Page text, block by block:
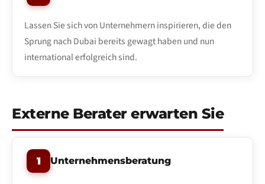
Lassen Sie sich von Unternehmern inspirieren, die den
Sprung nach Dubai bereits gewagt haben und nun
international erfolgreich sind.
Externe Berater erwarten Sie
1 Unternehmensberatung